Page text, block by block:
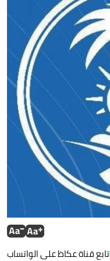
تابع قناة عكاظ على الواتساب